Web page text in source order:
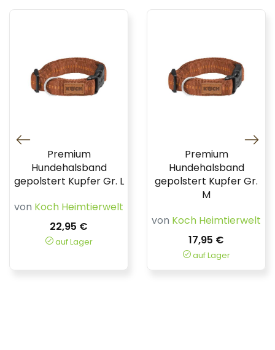
Premium
Hundehalsband
gepolstert Kupfer Gr. L
von Koch Heimtierwelt
22,95 €
auf Lager
Premium
Hundehalsband
gepolstert Kupfer Gr.
M
von Koch Heimtierwelt
17,95 €
auf Lager